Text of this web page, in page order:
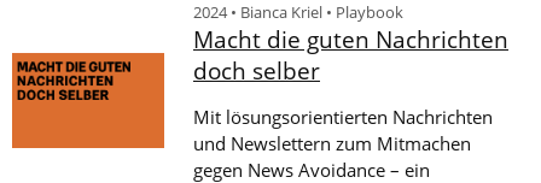
2024 • Bianca Kriel • Playbook
Macht die guten Nachrichten
doch selber
Mit lösungsorientierten Nachrichten
und Newslettern zum Mitmachen
gegen News Avoidance – ein